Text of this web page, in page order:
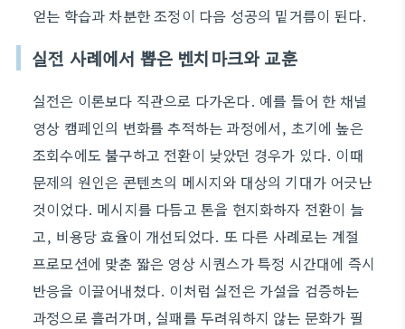
얻는 학습과 차분한 조정이 다음 성공의 밑거름이 된다.
실전 사례에서 뽑은 벤치마크와 교훈
실전은 이론보다 직관으로 다가온다. 예를 들어 한 채널
영상 캠페인의 변화를 추적하는 과정에서, 초기에 높은
조회수에도 불구하고 전환이 낮았던 경우가 있다. 이때
문제의 원인은 콘텐츠의 메시지와 대상의 기대가 어긋난
것이었다. 메시지를 다듬고 톤을 현지화하자 전환이 늘
고, 비용당 효율이 개선되었다. 또 다른 사례로는 계절
프로모션에 맞춘 짧은 영상 시퀀스가 특정 시간대에 즉시
반응을 이끌어내쳤다. 이처럼 실전은 가설을 검증하는
과정으로 흘러가며, 실패를 두려워하지 않는 문화가 필